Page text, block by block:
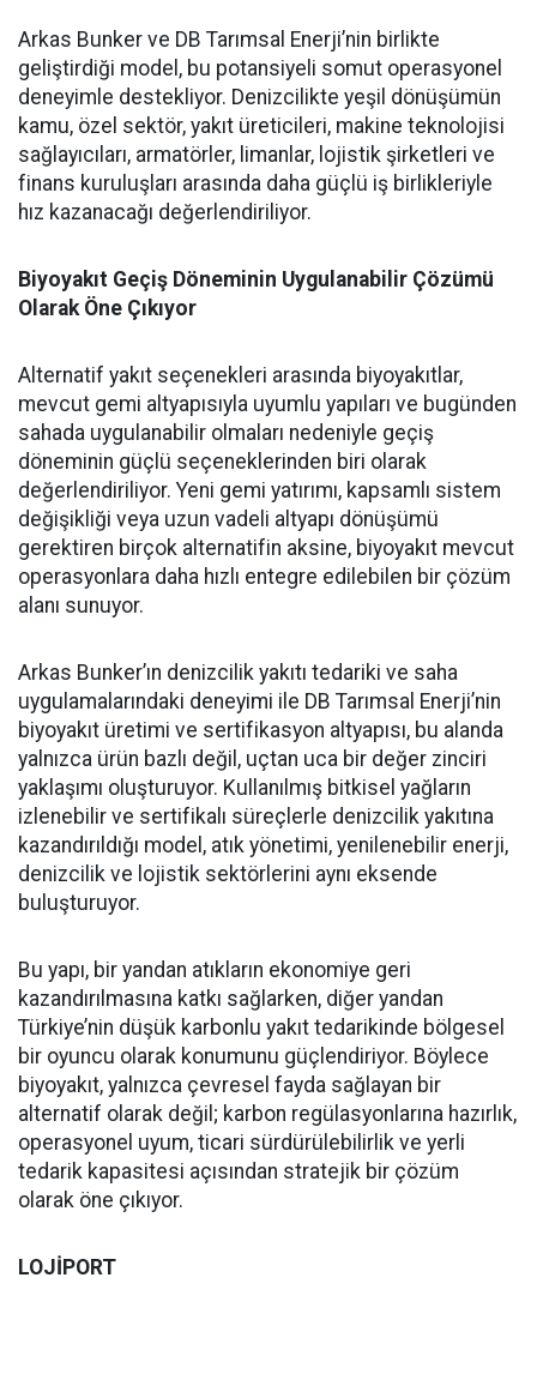
Arkas Bunker ve DB Tarımsal Enerji’nin birlikte
geliştirdiği model, bu potansiyeli somut operasyonel
deneyimle destekliyor. Denizcilikte yeşil dönüşümün
kamu, özel sektör, yakıt üreticileri, makine teknolojisi
sağlayıcıları, armatörler, limanlar, lojistik şirketleri ve
finans kuruluşları arasında daha güçlü iş birlikleriyle
hız kazanacağı değerlendiriliyor.
Biyoyakıt Geçiş Döneminin Uygulanabilir Çözümü
Olarak Öne Çıkıyor
Alternatif yakıt seçenekleri arasında biyoyakıtlar,
mevcut gemi altyapısıyla uyumlu yapıları ve bugünden
sahada uygulanabilir olmaları nedeniyle geçiş
döneminin güçlü seçeneklerinden biri olarak
değerlendiriliyor. Yeni gemi yatırımı, kapsamlı sistem
değişikliği veya uzun vadeli altyapı dönüşümü
gerektiren birçok alternatifin aksine, biyoyakıt mevcut
operasyonlara daha hızlı entegre edilebilen bir çözüm
alanı sunuyor.
Arkas Bunker’ın denizcilik yakıtı tedariki ve saha
uygulamalarındaki deneyimi ile DB Tarımsal Enerji’nin
biyoyakıt üretimi ve sertifikasyon altyapısı, bu alanda
yalnızca ürün bazlı değil, uçtan uca bir değer zinciri
yaklaşımı oluşturuyor. Kullanılmış bitkisel yağların
izlenebilir ve sertifikalı süreçlerle denizcilik yakıtına
kazandırıldığı model, atık yönetimi, yenilenebilir enerji,
denizcilik ve lojistik sektörlerini aynı eksende
buluşturuyor.
Bu yapı, bir yandan atıkların ekonomiye geri
kazandırılmasına katkı sağlarken, diğer yandan
Türkiye’nin düşük karbonlu yakıt tedarikinde bölgesel
bir oyuncu olarak konumunu güçlendiriyor. Böylece
biyoyakıt, yalnızca çevresel fayda sağlayan bir
alternatif olarak değil; karbon regülasyonlarına hazırlık,
operasyonel uyum, ticari sürdürülebilirlik ve yerli
tedarik kapasitesi açısından stratejik bir çözüm
olarak öne çıkıyor.
LOJİPORT